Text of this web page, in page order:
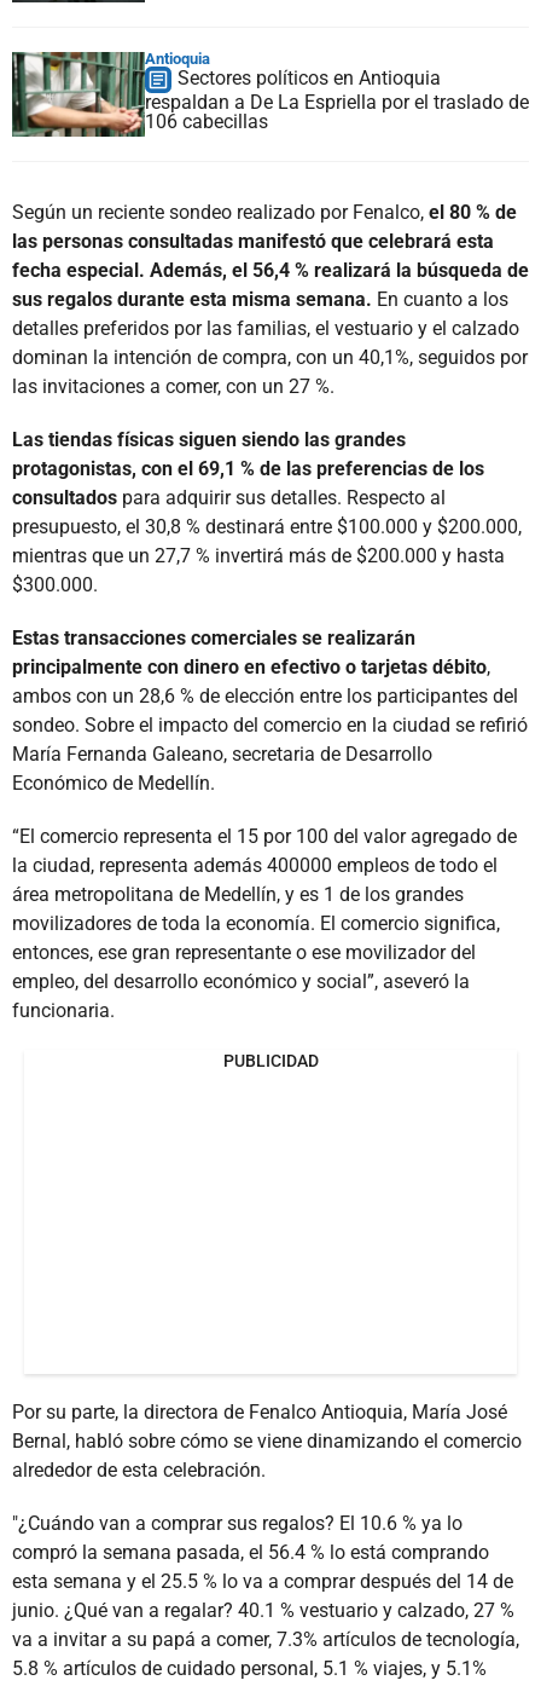
Antioquia
Sectores políticos en Antioquia
respaldan a De La Espriella por el traslado de
106 cabecillas
Según un reciente sondeo realizado por Fenalco, el 80 % de
las personas consultadas manifestó que celebrará esta
fecha especial. Además, el 56,4 % realizará la búsqueda de
sus regalos durante esta misma semana. En cuanto a los
detalles preferidos por las familias, el vestuario y el calzado
dominan la intención de compra, con un 40,1%, seguidos por
las invitaciones a comer, con un 27 %.
Las tiendas físicas siguen siendo las grandes
protagonistas, con el 69,1 % de las preferencias de los
consultados para adquirir sus detalles. Respecto al
presupuesto, el 30,8 % destinará entre $100.000 y $200.000,
mientras que un 27,7 % invertirá más de $200.000 y hasta
$300.000.
Estas transacciones comerciales se realizarán
principalmente con dinero en efectivo o tarjetas débito,
ambos con un 28,6 % de elección entre los participantes del
sondeo. Sobre el impacto del comercio en la ciudad se refirió
María Fernanda Galeano, secretaria de Desarrollo
Económico de Medellín.
“El comercio representa el 15 por 100 del valor agregado de
la ciudad, representa además 400000 empleos de todo el
área metropolitana de Medellín, y es 1 de los grandes
movilizadores de toda la economía. El comercio significa,
entonces, ese gran representante o ese movilizador del
empleo, del desarrollo económico y social”, aseveró la
funcionaria.
PUBLICIDAD
Por su parte, la directora de Fenalco Antioquia, María José
Bernal, habló sobre cómo se viene dinamizando el comercio
alrededor de esta celebración.
"¿Cuándo van a comprar sus regalos? El 10.6 % ya lo
compró la semana pasada, el 56.4 % lo está comprando
esta semana y el 25.5 % lo va a comprar después del 14 de
junio. ¿Qué van a regalar? 40.1 % vestuario y calzado, 27 %
va a invitar a su papá a comer, 7.3% artículos de tecnología,
5.8 % artículos de cuidado personal, 5.1 % viajes, y 5.1%